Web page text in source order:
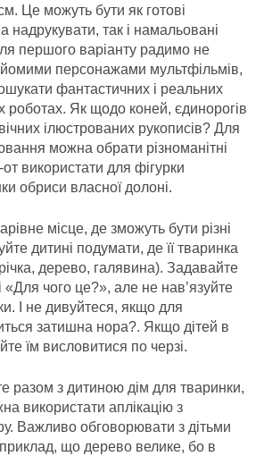
Це можуть бути як готові
надрукувати, так і намальовані
першого варіанту радимо не
персонажами мультфільмів,
фантастичних і реальних
роботах. Як щодо коней, єдинорогів
ілюстрованих рукописів? Для
можна обрати різноманітні
от використати для фігурки
обриси власної долоні.
місце, де зможуть бути різні
дитині подумати, де її тваринка
дерево, галявина). Задавайте
чого це?», але не нав’язуйте
І не дивуйтеся, якщо для
затишна нора?. Якщо дітей в
їм висловитися по черзі.
разом з дитиною дім для тваринки,
використати аплікацію з
Важливо обговорювати з дітьми
що дерево велике, бо в